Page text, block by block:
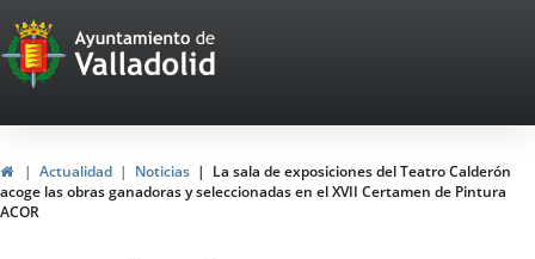
Portal
Web
del
Ayuntamiento
de
InicioActualidad Noticias
La sala de exposiciones del Teatro Calderón
acoge las obras ganadoras y seleccionadas en el XVII Certamen de Pintura
ACOR